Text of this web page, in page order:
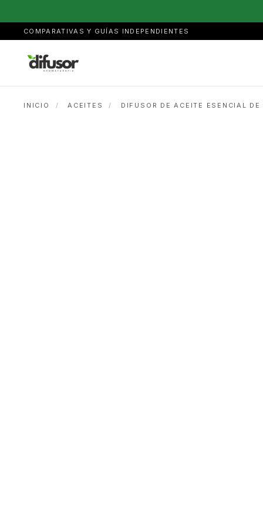
COMPARATIVAS Y GUÍAS INDEPENDIENTES
INICIO / ACEITES / DIFUSOR DE ACEITE ESENCIAL